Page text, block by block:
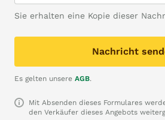
Sie erhalten eine Kopie dieser
Nachricht
Es gelten unsere AGB.
Mit Absenden dieses Formulares
den Verkäufer dieses Angebots